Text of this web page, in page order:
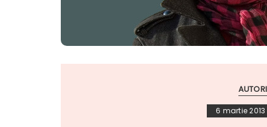
AUTORI
6 martie 2013